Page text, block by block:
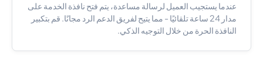
عندما يستجيب العميل لرسالة مساعدة، يتم فتح نافذة الخدمة على
مدار 24 ساعة تلقائيًا - مما يتيح لفريق الدعم الرد مجانًا. قم بتكبير
النافذة الحرة من خلال التوجيه الذكي.